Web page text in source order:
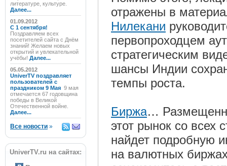
литературе, культуре.
Далее...
01.09.2012
C 1 сентября!
Поздравляем всех
посетителей сайта с Днём
знаний! Желаем новых
открытий и увлекательной
учёбы! Далее...
05.05.2012
UniverTV поздравляет
пользователей с
праздником 9 Мая 9 мая
отмечается 67 годовщина
победы в Великой
Отечественной войне.
Далее...
Все новости »
UniverTV.ru на сайтах:
отражены в
Нилекани
первопроходцем
стратегическим
шансы Индии
темпы роста.
Биржа…
этот рынок со всех
найдет подробную
на валютных